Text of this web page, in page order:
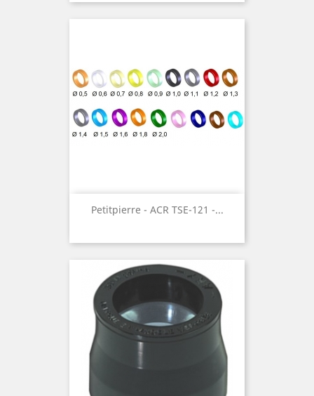
Petitpierre - ACR TSE-121 -...